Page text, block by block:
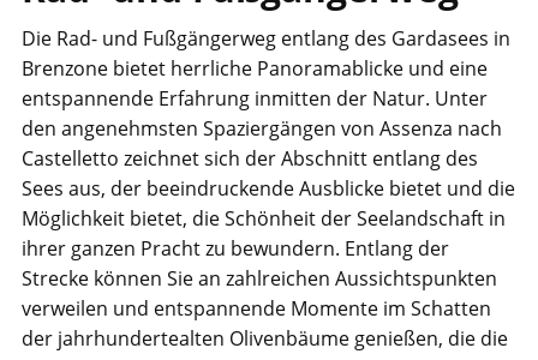
​Die Rad- und Fußgängerweg entlang des Gardasees in
Brenzone bietet herrliche Panoramablicke und eine
entspannende Erfahrung inmitten der Natur. Unter
den angenehmsten Spaziergängen von Assenza nach
Castelletto zeichnet sich der Abschnitt entlang des
Sees aus, der beeindruckende Ausblicke bietet und die
Möglichkeit bietet, die Schönheit der Seelandschaft in
ihrer ganzen Pracht zu bewundern. Entlang der
Strecke können Sie an zahlreichen Aussichtspunkten
verweilen und entspannende Momente im Schatten
der jahrhundertealten Olivenbäume genießen, die die